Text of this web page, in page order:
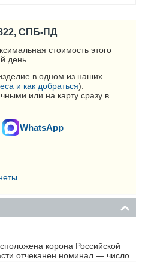
СПБ-ПД
стоимость этого
день.
в одном из наших
и как добраться).
или на карту сразу в
WhatsApp
корона Российской
отчеканен номинал — число